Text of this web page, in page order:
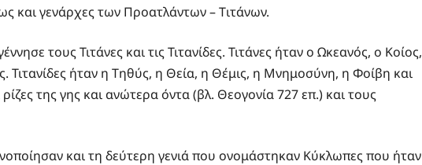
και γενάρχες των Προατλάντων – Tιτάνων.
τους Τιτάνες και τις Τιτανίδες. Τιτάνες ήταν ο Ωκεανός, ο Κοίος,
Τιτανίδες ήταν η Τηθύς, η Θεία, η Θέμις, η Μνημοσύνη, η Φοίβη και
της γης και ανώτερα όντα (βλ. Θεογονία 727 επ.) και τους
και τη δεύτερη γενιά που ονομάστηκαν Κύκλωπες που ήταν